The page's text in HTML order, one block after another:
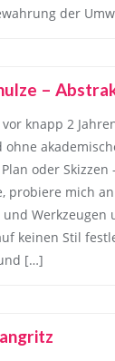
der
–
knapp 2
ohne
oder
probiere mich
Werkzeugen
keinen Stil
[…]